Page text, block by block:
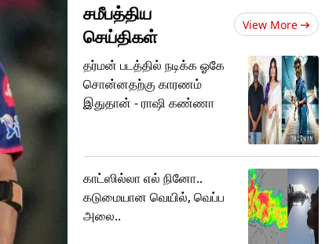
சமீபத்திய
செய்திகள்
View More
தர்மன் படத்தில் நடிக்க ஓகே
சொன்னதற்கு காரணம்
இதுதான் - ராஷி கண்ணா
காட்ஸில்லா எல் நினோ..
கடுமையான வெயில், வெப்ப
அலை..